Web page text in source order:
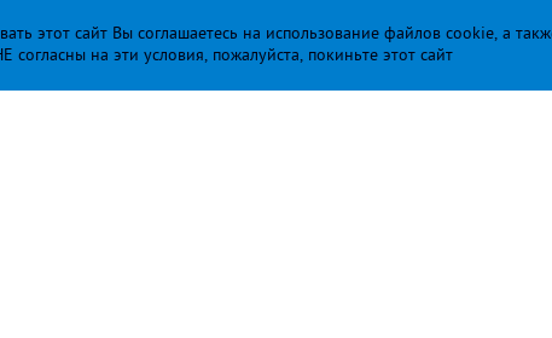
этот сайт Вы соглашаетесь на использование файлов cookie, а
согласны на эти условия, пожалуйста, покиньте этот сайт